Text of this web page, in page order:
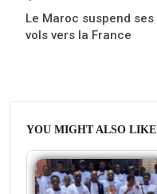
Le Maroc suspend ses
vols vers la France
YOU MIGHT ALSO LIKE